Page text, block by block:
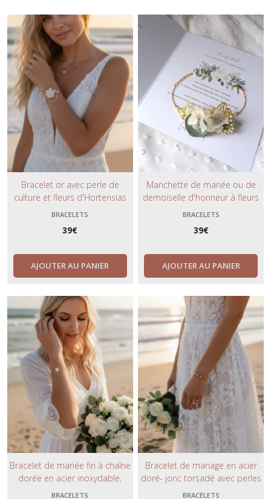
Bracelet or avec perle de
culture et fleurs d'Hortensias
blancs, bijou de mariage et
charme bohème.
BRACELETS
39€
AJOUTER AU PANIER
Manchette de mariée ou de
demoiselle d'honneur à fleurs
blanches ou rose poudré
bohème et bucolique.
BRACELETS
39€
AJOUTER AU PANIER
Bracelet de mariée fin à chaîne
dorée en acier inoxydable,
petite fleur blanche de Jasmin
BRACELETS
Bracelet de mariage en acier
doré- jonc torsadé avec perles
nacrées blanc pur- bijou de
BRACELETS